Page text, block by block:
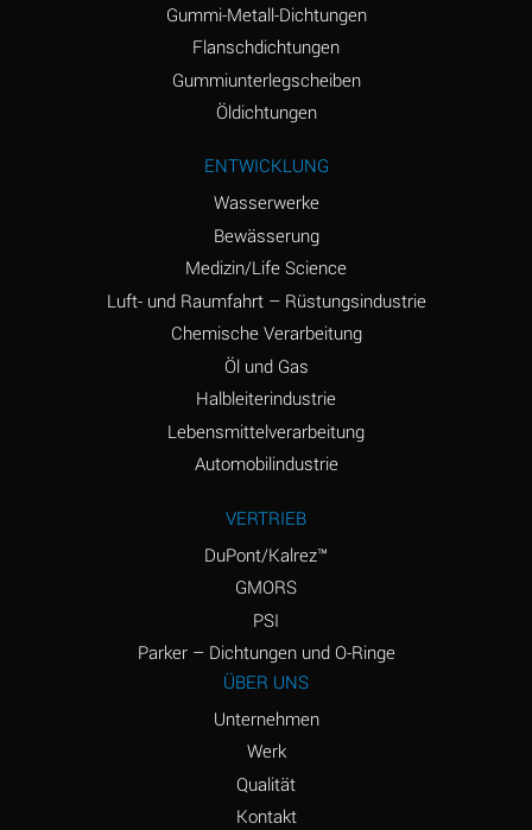
(Aqueous)
Ammonium Nitrite
B
Ammonium Phosphate
A
Ammonium Sulfate
(Aqueous)
Amyl Acetate (Banana
Amyl Alcohol
D
Chloronapthalene
Amyl Napthalene
Aniline
D
Aniline Hydrochloride
Gummi-Metall-Dichtungen
Flanschdichtungen
Gummiunterlegscheiben
Öldichtungen
ENTWICKLUNG
Wasserwerke
Bewässerung
Medizin/Life Science
Luft- und Raumfahrt – Rüstungsindustrie
Chemische Verarbeitung
Öl und Gas
Halbleiterindustrie
Lebensmittelverarbeitung
Automobilindustrie
VERTRIEB
DuPont/Kalrez™
GMORS
PSI
Parker – Dichtungen und O-Ringe
ÜBER UNS
Unternehmen
Werk
Qualität
Kontakt